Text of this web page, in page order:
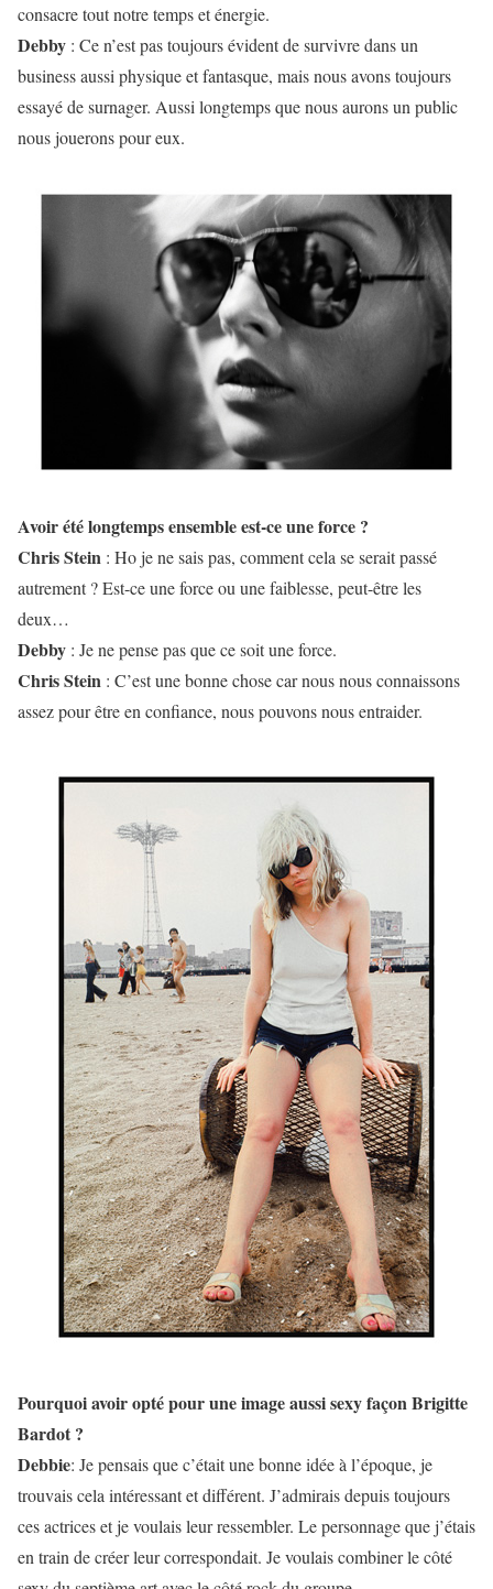
consacre tout notre temps et énergie.
Debby : Ce n’est pas toujours évident de survivre dans un
business aussi physique et fantasque, mais nous avons toujours
essayé de surnager. Aussi longtemps que nous aurons un public
nous jouerons pour eux.
Avoir été longtemps ensemble est-ce une force ?
Chris Stein : Ho je ne sais pas, comment cela se serait passé
autrement ? Est-ce une force ou une faiblesse, peut-être les
deux…
Debby : Je ne pense pas que ce soit une force.
Chris Stein : C’est une bonne chose car nous nous connaissons
assez pour être en confiance, nous pouvons nous entraider.
Pourquoi avoir opté pour une image aussi sexy façon Brigitte
Bardot ?
Debbie: Je pensais que c’était une bonne idée à l’époque, je
trouvais cela intéressant et différent. J’admirais depuis toujours
ces actrices et je voulais leur ressembler. Le personnage que j’étais
en train de créer leur correspondait. Je voulais combiner le côté